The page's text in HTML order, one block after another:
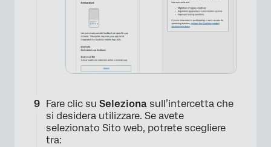
Fare clic su Seleziona sull’intercetta che
si desidera utilizzare. Se avete
selezionato Sito web, potrete scegliere
tra: